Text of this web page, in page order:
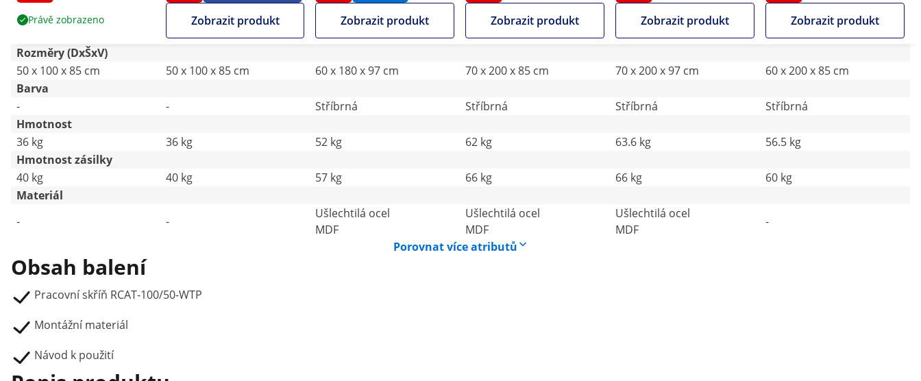
Právě zobrazeno
Royal Catering
Zobrazit produkt
Catering
Zobrazit produkt Zobrazit produkt
Catering
Zobrazit produkt Zobrazit produkt
Rozměry (DxŠxV)
50 x 100 x 85 cm
50 x 100 x 85 cm 60 x 180 x 97 cm 70 x 200 x 85 cm 70 x 200 x 97 cm
60 x 200 x 85 cm
Barva
-
- Stříbrná Stříbrná Stříbrná
Stříbrná
Hmotnost
36 kg
36 kg 52 kg 62 kg 63.6 kg
56.5 kg
Hmotnost zásilky
40 kg
40 kg 57 kg 66 kg 66 kg
60 kg
Materiál
-
-
Ušlechtilá ocel
MDF
Ušlechtilá ocel
MDF
Ušlechtilá ocel
MDF
-
Porovnat více atributů
Obsah balení
Pracovní skříň RCAT-100/50-WTP
Montážní materiál
Návod k použití